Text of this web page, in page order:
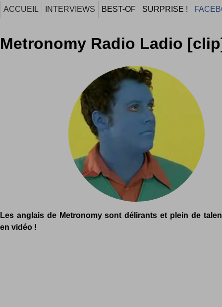
ACCUEIL INTERVIEWS BEST-OF SURPRISE !
Metronomy Radio Ladio
Les anglais de Metronomy sont délirants et plein de
en vidéo !